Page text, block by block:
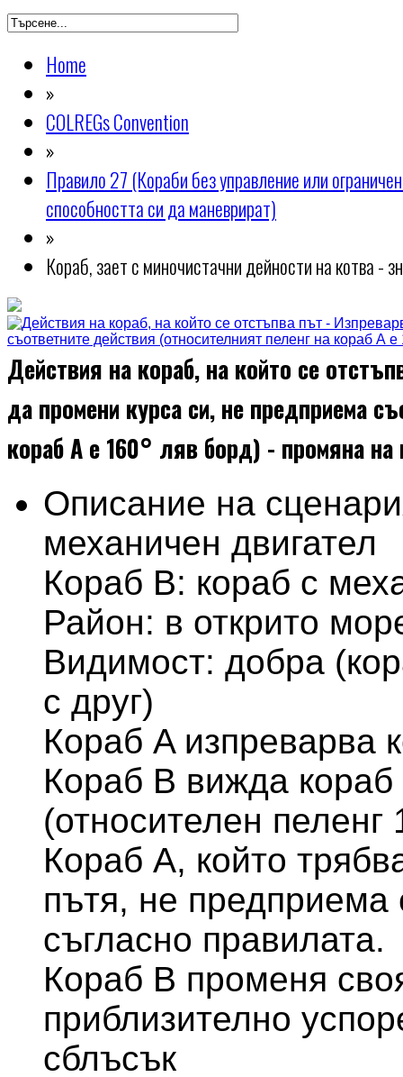
Home
»
COLREGs Convention
»
Правило 27 (Кораби без управление или
способността си да маневрират)
»
Кораб, зает с миночистачни дейности на котва -
Действия на кораб, на който се
да промени курса си, не предприема
кораб А е 160° ляв борд) - промяна на
Описание на
механичен двигател
Кораб В: кораб с
Район: в открито
Видимост: добра
с друг)
Кораб A изпреварва
Кораб В вижда
(относителен пеленг
Кораб А, който
пътя, не предприема
съгласно правилата.
Кораб В променя
приблизително
сблъсък